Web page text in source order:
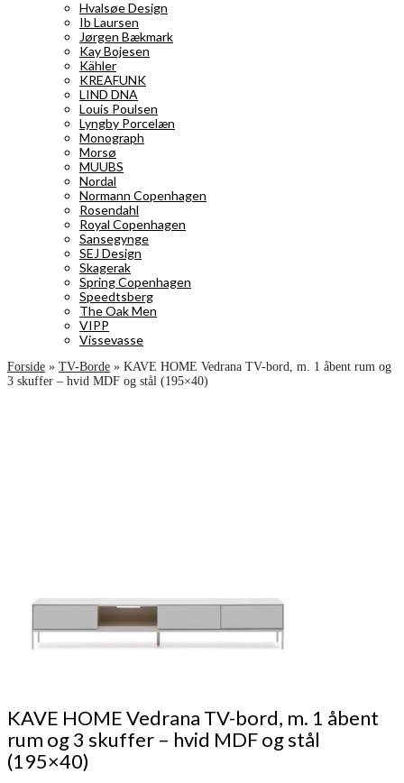
Hvalsøe Design
Ib Laursen
Jørgen Bækmark
Kay Bojesen
Kähler
KREAFUNK
LIND DNA
Louis Poulsen
Lyngby Porcelæn
Monograph
Morsø
MUUBS
Nordal
Normann Copenhagen
Rosendahl
Royal Copenhagen
Sansegynge
SEJ Design
Skagerak
Spring Copenhagen
Speedtsberg
The Oak Men
VIPP
Vissevasse
Forside » TV-Borde » KAVE HOME Vedrana TV-bord, m. 1 åbent rum og
3 skuffer – hvid MDF og stål (195×40)
KAVE HOME Vedrana TV-bord, m. 1 åbent
rum og 3 skuffer – hvid MDF og stål
(195×40)